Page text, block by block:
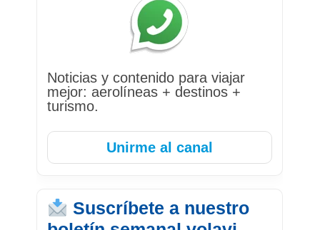
Noticias y contenido para viajar
mejor: aerolíneas + destinos +
turismo.
Unirme al canal
Suscríbete a nuestro